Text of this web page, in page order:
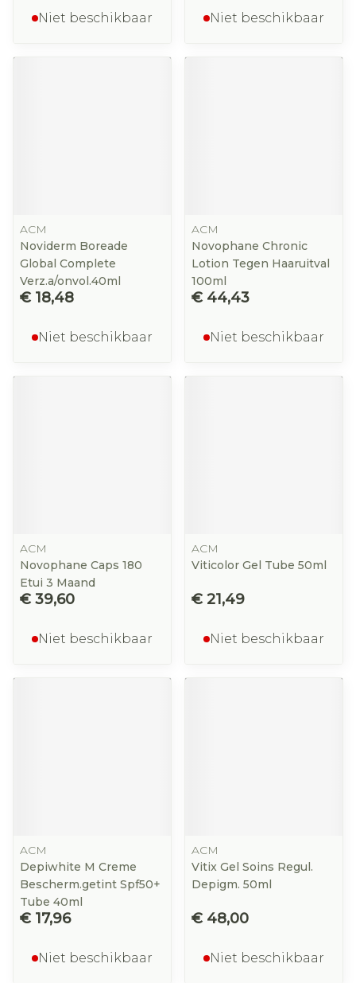
Niet beschikbaar Niet beschikbaar
ACM
Noviderm Boreade
Global Complete
Verz.a/onvol.40ml
€ 18,48
Niet beschikbaar
ACM
Novophane Chronic
Lotion Tegen Haaruitval
100ml
€ 44,43
Niet beschikbaar
ACM
Novophane Caps 180
Etui 3 Maand
€ 39,60
Niet beschikbaar
ACM
Viticolor Gel Tube 50ml
€ 21,49
Niet beschikbaar
ACM
Depiwhite M Creme
Bescherm.getint Spf50+
Tube 40ml
€ 17,96
Niet beschikbaar
ACM
Vitix Gel Soins Regul.
Depigm. 50ml
€ 48,00
Niet beschikbaar